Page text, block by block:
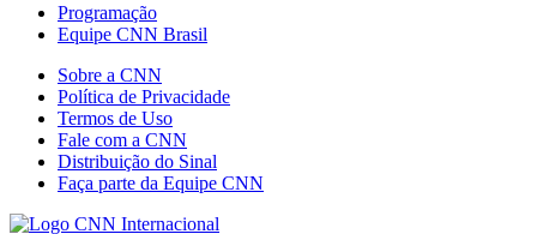
Programação
Equipe CNN Brasil
Sobre a CNN
Política de Privacidade
Termos de Uso
Fale com a CNN
Distribuição do Sinal
Faça parte da Equipe CNN